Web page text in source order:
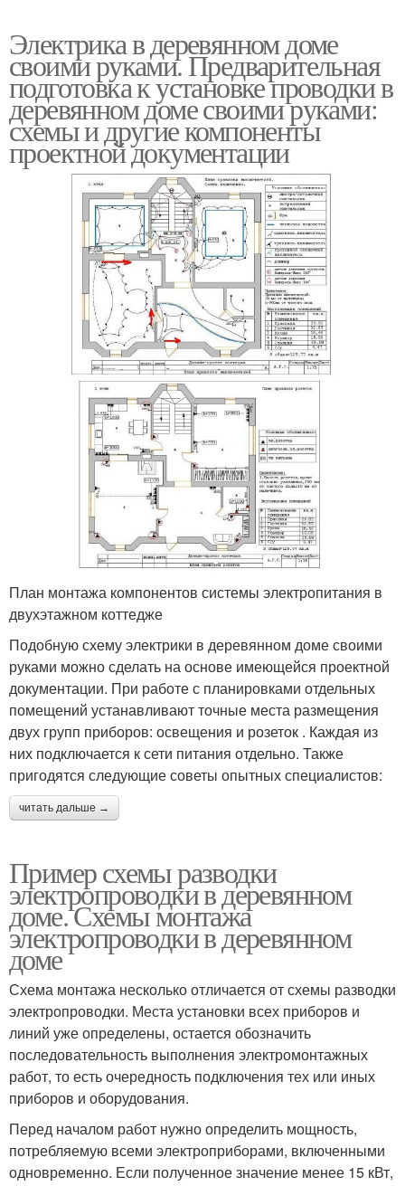
Электрика в деревянном доме
своими руками. Предварительная
подготовка к установке проводки в
деревянном доме своими руками:
схемы и другие компоненты
проектной документации
План монтажа компонентов системы электропитания в
двухэтажном коттедже
Подобную схему электрики в деревянном доме своими
руками можно сделать на основе имеющейся проектной
документации. При работе с планировками отдельных
помещений устанавливают точные места размещения
двух групп приборов: освещения и розеток . Каждая из
них подключается к сети питания отдельно. Также
пригодятся следующие советы опытных специалистов:
читать дальше →
Пример схемы разводки
электропроводки в деревянном
доме. Схемы монтажа
электропроводки в деревянном
доме
Схема монтажа несколько отличается от схемы разводки
электропроводки. Места установки всех приборов и
линий уже определены, остается обозначить
последовательность выполнения электромонтажных
работ, то есть очередность подключения тех или иных
приборов и оборудования.
Перед началом работ нужно определить мощность,
потребляемую всеми электроприборами, включенными
одновременно. Если полученное значение менее 15 кВт,